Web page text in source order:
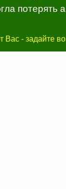
потерять
Вас - задайте